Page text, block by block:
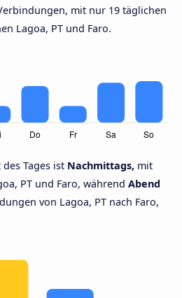
mit nur 19 täglichen
Lagoa, PT und Faro.
Tages ist Nachmittags, mit
PT und Faro, während Abend
von Lagoa, PT nach Faro,